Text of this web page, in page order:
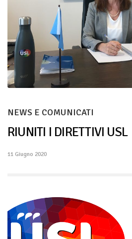
NEWS E COMUNICATI
RIUNITI I DIRETTIVI USL
11 Giugno 2020